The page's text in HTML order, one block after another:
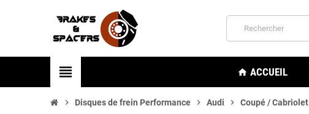
view_headline home ACCUEIL
chevron_right Disques de frein Performance chevron_right Audi chevron_right Coupé / Cabriolet